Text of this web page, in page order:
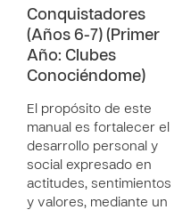
Conquistadores
(Años 6-7) (Primer
Año: Clubes
Conociéndome)
El propósito de este
manual es fortalecer el
desarrollo personal y
social expresado en
actitudes, sentimientos
y valores, mediante un